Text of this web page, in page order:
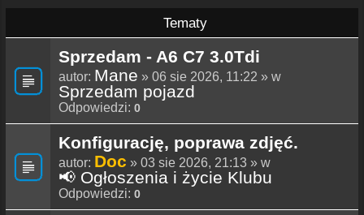
Tematy
Sprzedam - A6 C7 3.0Tdi
autor: Mane » 06 sie 2026, 11:22 » w
Sprzedam pojazd
Odpowiedzi: 0
Konfigurację, poprawa zdjęć.
autor: Doc » 03 sie 2026, 21:13 » w
📢 Ogłoszenia i życie Klubu
Odpowiedzi: 0